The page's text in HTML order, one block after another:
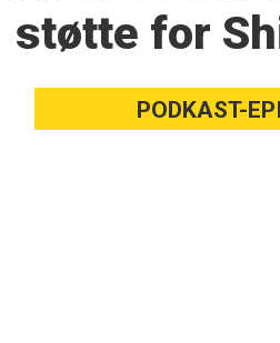
støtte for
PODKAST-